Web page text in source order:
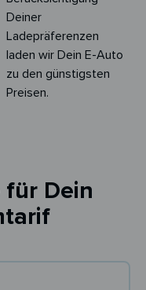
Deiner
Ladepräferenzen
laden wir Dein E-Auto
zu den günstigsten
Preisen.
für Dein